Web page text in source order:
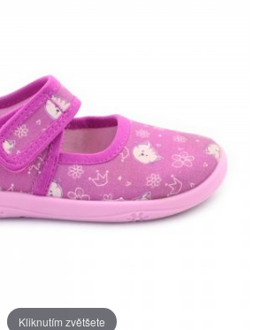
Kliknutím zvětšete